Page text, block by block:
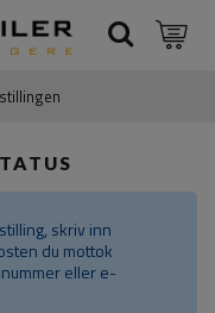
skriv inn
du mottok
eller e-